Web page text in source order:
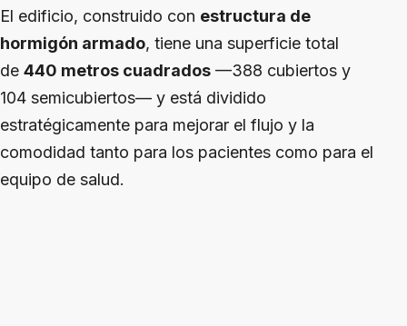
El edificio, construido con estructura de
hormigón armado, tiene una superficie total
de 440 metros cuadrados —388 cubiertos y
104 semicubiertos— y está dividido
estratégicamente para mejorar el flujo y la
comodidad tanto para los pacientes como para el
equipo de salud.